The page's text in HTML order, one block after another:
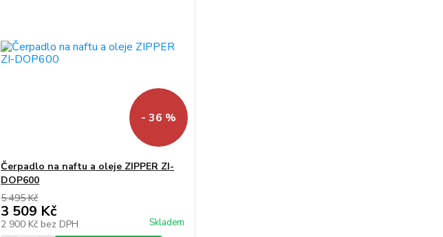
- 36 %
Čerpadlo na naftu a oleje ZIPPER ZI-
DOP600
5 495 Kč
3 509 Kč
2 900 Kč bez DPH Skladem